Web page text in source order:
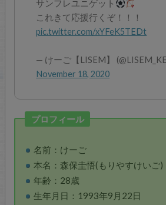
サンフレユニゲット
これきて応援行くぞ！！！
pic.twitter.com/xYFeK5TEDt
— けーご【LISEM】
November 18, 2020
プロフィール
名前：けーご
本名：森保圭悟(もりやすけいご)
年齢：28歳
生年月日：1993年9月22日